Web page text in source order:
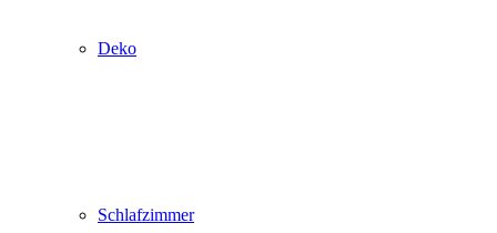
Deko
Schlafzimmer